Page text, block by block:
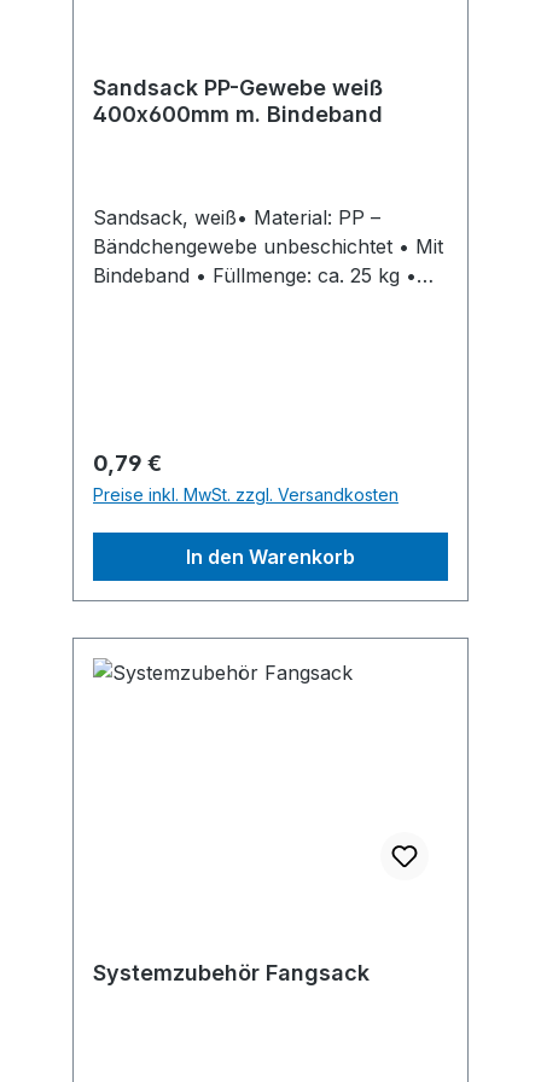
Sandsack PP-Gewebe weiß
400x600mm m. Bindeband
Sandsack, weiß• Material: PP –
Bändchengewebe unbeschichtet • Mit
Bindeband • Füllmenge: ca. 25 kg •
45659 45659 Recklinghausen, DE, ,
info@becker-verpackungen.com
Regulärer Preis:
0,79 €
Preise inkl. MwSt. zzgl. Versandkosten
In den Warenkorb
Systemzubehör Fangsack